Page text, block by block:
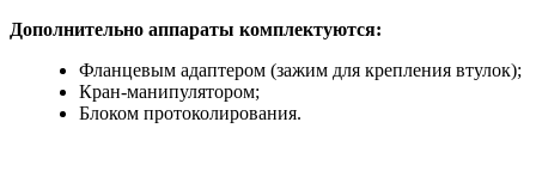
Дополнительно аппараты комплектуются:
Фланцевым адаптером (зажим для крепления втулок);
Кран-манипулятором;
Блоком протоколирования.